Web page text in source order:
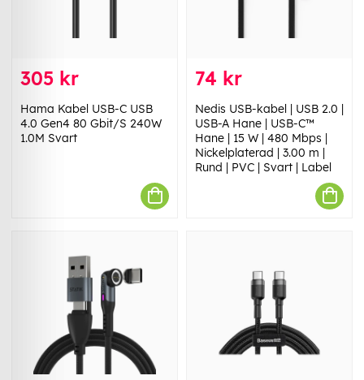
305 kr
Hama Kabel USB-C USB
4.0 Gen4 80 Gbit/S 240W
1.0M Svart
74 kr
Nedis USB-kabel | USB 2.0 |
USB-A Hane | USB-C™
Hane | 15 W | 480 Mbps |
Nickelplaterad | 3.00 m |
Rund | PVC | Svart | Label